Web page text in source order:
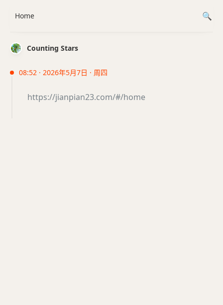
Counting Stars
08:52 · 2026年5月7日 · 周四
https://jianpian23.com/#/home
Home